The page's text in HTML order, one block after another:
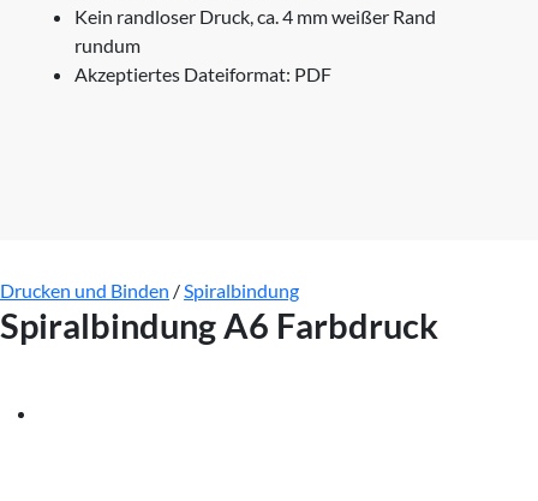
Kein randloser Druck, ca. 4 mm weißer Rand
rundum
Akzeptiertes Dateiformat: PDF
Drucken und Binden /Spiralbindung
Spiralbindung A6 Farbdruck